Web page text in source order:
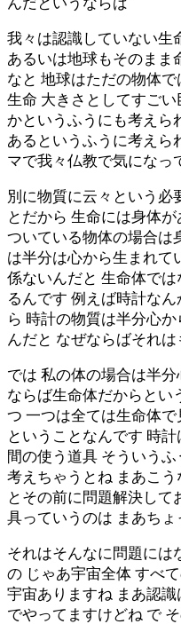
我々は認識していない生
あるいは地球もそのまま
なと 地球はただの物体
生命 大きさとしてすご
かというふうにも考えら
あるというふうに考えら
マで我々仏教で気になっ
別に物質に云々という必
とだから 生命には身体
ついている物体の場合は
は半分は心から生まれて
係ないんだと 生命体で
るんです 例えば時計な
ら 時計の物質は半分心
んだと なぜならばそれ
では 私の体の場合は半
ならば生命体だからとい
つ 一つは全ては生命体
ということなんです 時
間の使う道具 そういう
考えちゃうとね まあこ
とその前に問題解決して
具っていうのは まあち
それはそんなに問題には
の じゃあ宇宙全体 すべ
宇宙ありますね まあ認
でやってますけどね で